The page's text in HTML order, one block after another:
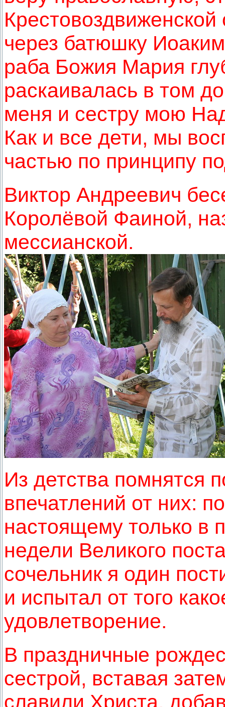
через батюшку
раба Божия Мария
раскаивалась в том
меня и сестру мою
Как и все дети, мы
частью по принципу
Виктор Андреевич
Королёвой Фаиной,
мессианской.
Из детства помнятся
впечатлений от них:
настоящему только в
недели Великого
сочельник я один
и испытал от того
удовлетворение.
В праздничные
сестрой, вставая
славили Христа,